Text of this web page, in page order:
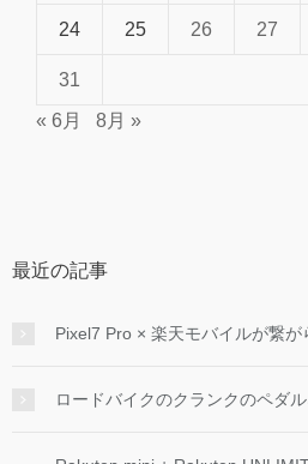
24 25 26 27
31
« 6月
8月 »
最近の記事
Pixel7 Pro × 楽天モバイルが繋が
ロードバイクのクランクのペダ